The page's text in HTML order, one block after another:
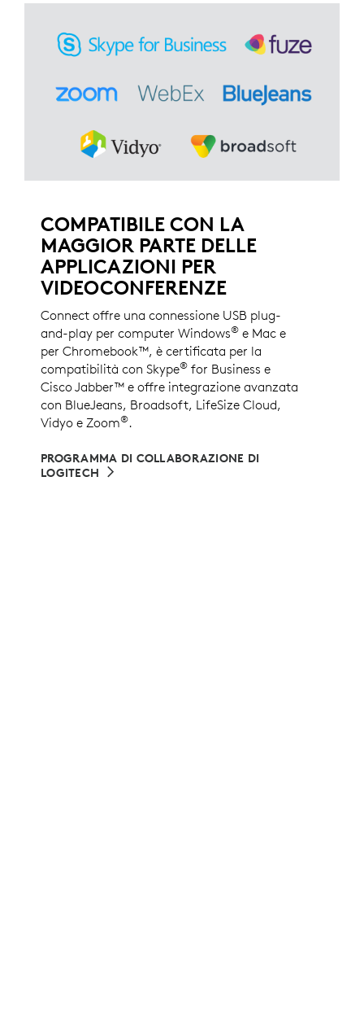
COMPATIBILE CON LA
MAGGIOR PARTE DELLE
APPLICAZIONI PER
VIDEOCONFERENZE
Connect offre una connessione USB plug-
and-play per computer Windows® e Mac e
per Chromebook™, è certificata per la
compatibilità con Skype® for Business e
Cisco Jabber™ e offre integrazione avanzata
con BlueJeans, Broadsoft, LifeSize Cloud,
Vidyo e Zoom®.
PROGRAMMA DI COLLABORAZIONE DI
LOGITECH